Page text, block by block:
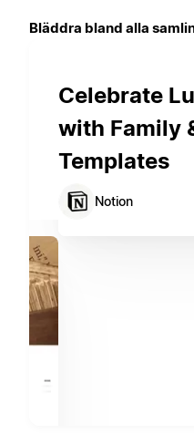
Bläddra bland alla
Celebrate
with Family
Templates
Notion